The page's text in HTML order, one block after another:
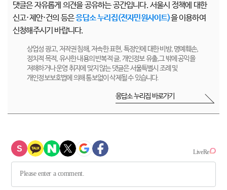
댓글은 자유롭게 의견을 공유하는 공간입니다. 서울시 정책에 대한
신고·제안·건의 등은응답소 누리집(전자민원사이트)을 이용하여
신청해주시기 바랍니다.
상업성 광고, 저작권 침해, 저속한 표현, 특정인에 대한 비방, 명예훼손,
정치적 목적, 유사한 내용의 반복적 글, 개인정보 유출,그 밖에 공익을
저해하거나 운영 취지에 맞지 않는 댓글은 서울특별시 조례 및
개인정보보호법에 의해 통보없이 삭제될 수 있습니다.
응답소 누리집 바로가기